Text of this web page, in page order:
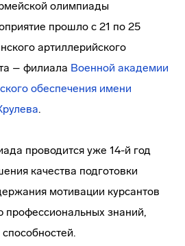
олимпиады
прошло с 21 по 25
артиллерийского
– филиала Военной академии
обеспечения имени
.
проводится уже 14-й год
качества подготовки
мотивации курсантов
профессиональных знаний,